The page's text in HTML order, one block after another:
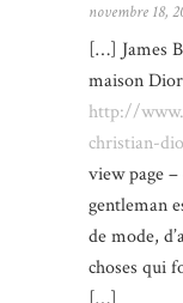
novembre 18,
[…] James
maison Dior
http://
christian-
view page –
gentleman
de mode,
choses qui